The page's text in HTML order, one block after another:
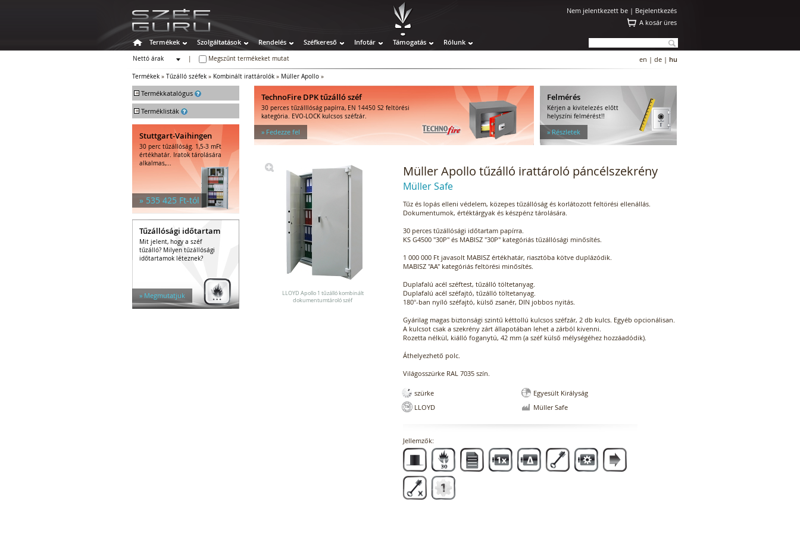
Nem jelentkezett be | Bejelentkezés
A kosár üres
Termékek Szolgáltatások Rendelés Széfkereső Infotár Támogatás Rólunk
Nettó árak
Megszűnt termékeket mutat en | de | hu
Termékek » Tűzálló széfek » Kombinált irattárolók » Müller Apollo »
+ Termékkatalógus
Széfek
Értékszéfek
Tűzálló széfek
Tűzálló függőmappa-tárolók
Tűz- és vízálló irat- és
Tűzálló irattárolók
Kombinált irattárolók
Tűzálló adattárolók
Kombinált adattárolók
Speciális széfek
Fegyverszekrények
Hotelszéfek
Széfzárak
Trezorok
+ Terméklisták
Stuttgart-Vaihingen
30 perc tűzállóság. 1,5-3 mFt
értékhatár. Iratok tárolására
alkalmas,...
» 535 425 Ft-tól
Tűzállósági időtartam
Mit jelent, hogy a széf
tűzálló? Milyen tűzállósági
időtartamok léteznek?
» Megmutatjuk
TechnoFire DPK tűzálló széf
30 perces tűzálllóság papírra, EN 14450 S2 feltörési
kategória. EVO-LOCK kulcsos széfzár.
» Fedezze fel
Felmérés
Kérjen a kivitelezés előtt
helyszíni felmérést!!
» Részletek
LLOYD Apollo 1 tűzálló kombinált
dokumentumtároló széf
Müller Apollo tűzálló irattároló páncélszekrény
Müller Safe
Tűz és lopás elleni védelem, közepes tűzállóság és korlátozott feltörési ellenállás.
Dokumentumok, értéktárgyak és készpénz tárolására.
30 perces tűzállósági időtartam papírra.
KS G4500 "30P" és MABISZ "30P" kategóriás tűzállósági minősítés.
1 000 000 Ft javasolt MABISZ értékhatár, riasztóba kötve duplázódik.
MABISZ "AA" kategóriás feltörési minősítés.
Duplafalú acél széftest, tűzálló töltetanyag.
Duplafalú acél széfajtó, tűzálló töltetanyag.
180°-ban nyíló széfajtó, külső zsanér, DIN jobbos nyitás.
Gyárilag magas biztonsági szintű kéttollú kulcsos széfzár, 2 db kulcs. Egyéb opcionálisan.
A kulcsot csak a szekrény zárt állapotában lehet a zárból kivenni.
Rozetta nélkül, kiálló foganytú, 42 mm (a széf külső mélységéhez hozzáadódik).
Áthelyezhető polc.
Világosszürke RAL 7035 szín.
szürke
Egyesült Királyság
LLOYD
Müller Safe
Jellemzők: